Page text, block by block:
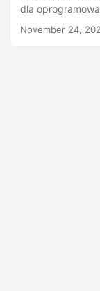
dla
November 24,